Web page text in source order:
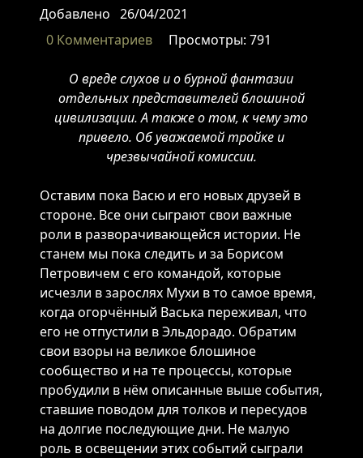
Добавлено
26/04/2021
0 Комментариев
Просмотры: 791
О вреде слухов и о бурной фантазии
отдельных представителей блошиной
цивилизации. А также о том, к чему это
привело. Об уважаемой тройке и
чрезвычайной комиссии.
Оставим пока Васю и его новых друзей в
стороне. Все они сыграют свои важные
роли в разворачивающейся истории. Не
станем мы пока следить и за Борисом
Петровичем с его командой, которые
исчезли в зарослях Мухи в то самое время,
когда огорчённый Васька переживал, что
его не отпустили в Эльдорадо. Обратим
свои взоры на великое блошиное
сообщество и на те процессы, которые
пробудили в нём описанные выше события,
ставшие поводом для толков и пересудов
на долгие последующие дни. Не малую
роль в освещении этих событий сыграли